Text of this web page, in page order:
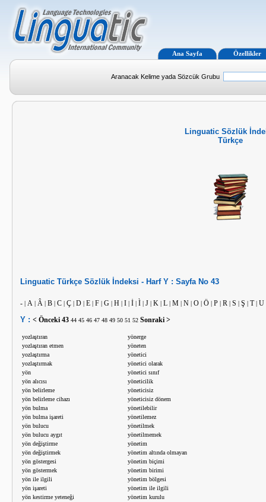
Ana Sayfa Özellikler
Aranacak Kelime yada Sözcük Grubu
Linguatic Sözlük
Türkçe
Linguatic Türkçe Sözlük İndeksi - Harf Y : Sayfa No 43
- | A | Â | B | C | Ç | D | E | F | G | H | I | İ | Ì | J | K | L | M | N | O | Ö | P | R | S | Ş | T| U
Y : < Önceki 43 44 45 46 47 48 49 50 51 52 Sonraki >
yozlaştıran
yozlaştıran etmen
yozlaştırma
yozlaştırmak
yön
yön alıcısı
yön belirleme
yön belirleme cihazı
yön bulma
yön bulma işareti
yön bulucu
yön bulucu aygıt
yön değiştirme
yön değiştirmek
yön göstergesi
yön göstermek
yön ile ilgili
yön işareti
yön kestirme yeteneği
yönerge
yöneten
yönetici
yönetici olarak
yönetici sınıf
yöneticilik
yöneticisiz
yöneticisiz dönem
yönetilebilir
yönetilemez
yönetilmek
yönetilmemek
yönetim
yönetim altında olmayan
yönetim biçimi
yönetim birimi
yönetim bölgesi
yönetim ile ilgili
yönetim kurulu